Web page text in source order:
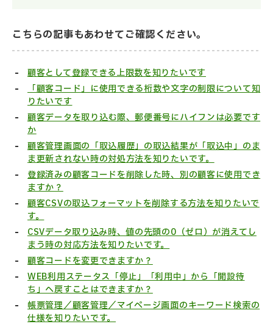
こちらの記事もあわせてご確認ください。
顧客として登録できる上限数を知りたいです
「顧客コード」に使用できる桁数や文字の制限について知
りたいです
顧客データを取り込む際、郵便番号にハイフンは必要です
か
顧客管理画面の「取込履歴」の取込結果が「取込中」のま
ま更新されない時の対処方法を知りたいです。
登録済みの顧客コードを削除した時、別の顧客に使用でき
ますか？
顧客CSVの取込フォーマットを削除する方法を知りたいで
す。
CSVデータ取り込み時、値の先頭の0（ゼロ）が消えてし
まう時の対応方法を知りたいです。
顧客コードを変更できますか？
WEB利用ステータス「停止」「利用中」から「開設待
ち」へ戻すことはできますか？
帳票管理／顧客管理／マイページ画面のキーワード検索の
仕様を知りたいです。